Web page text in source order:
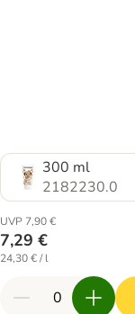
300 ml
2182230.0
UVP 7,90 €
7,29 €
24,30 € / l